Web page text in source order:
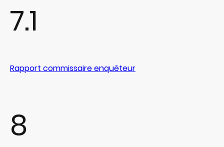
7.1
Rapport commissaire enquêteur
8